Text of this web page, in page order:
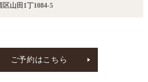
山田1丁1084-5
ご予約はこちら